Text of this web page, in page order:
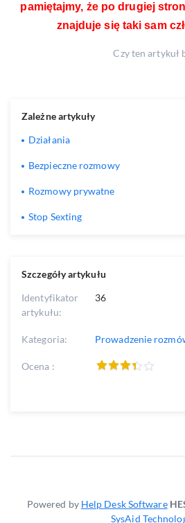
pamiętajmy, że po drugiej
znajduje się taki sam
Czy ten artykuł
Szczegóły artykułu
Identyfikator
artykułu:
36
Kategoria: Prowadzenie
Ocena :
Zależne artykuły
Działania
Bezpieczne rozmowy
Rozmowy prywatne
Stop Sexting
Powered by Help Desk Software
SysAid